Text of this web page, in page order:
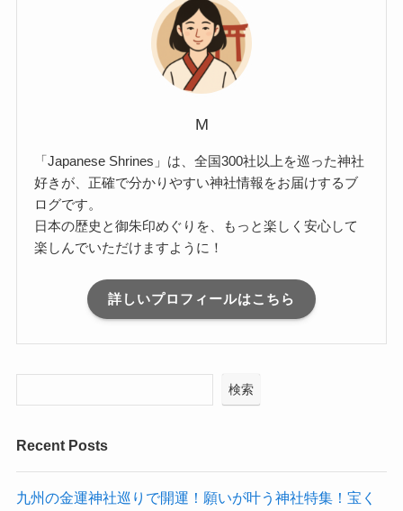
M
「Japanese Shrines」は、全国300社以上を巡った神社
好きが、正確で分かりやすい神社情報をお届けするブ
ログです。
日本の歴史と御朱印めぐりを、もっと楽しく安心して
楽しんでいただけますように！
詳しいプロフィールはこちら
検索
Recent Posts
九州の金運神社巡りで開運！願いが叶う神社特集！宝く